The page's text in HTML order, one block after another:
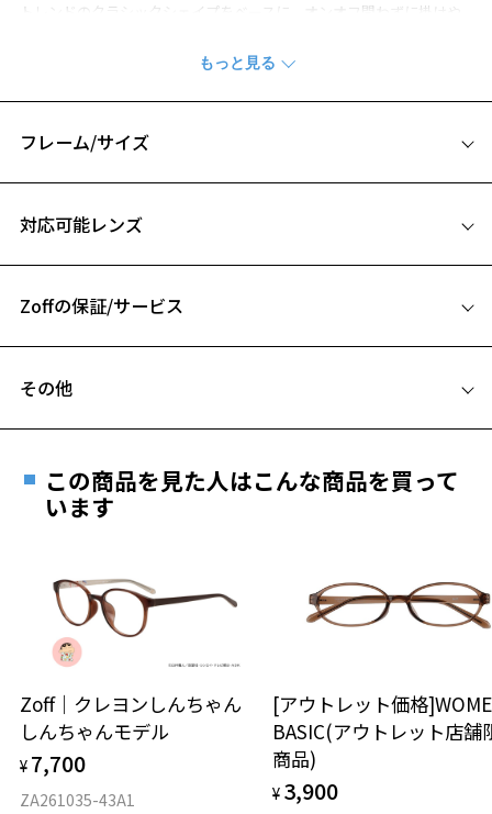
トレンドのクラシックシェイプをベースに、オンオフ問わずに掛けや
テンプルエンドにはネイルから着想を得たチップを配し、さりげない
お子様から小顔の女性のかたに向けた小ぶりなサイズ感になっていま
す。
※柄や色味の出方に個体差があり、画像と異なる場合がございます。
フレーム/サイズ
B ブリッジ(鼻部分)の横幅：16mm
仕上がり寸法
D 仕上がりの横幅：約134mm
対応可能レンズ
フレームとレンズの合計料金を知りたい方へ
Zoffの保証/サービス
安心1 フレーム１年間品質保証
きます。
※保証期間内に交換が行われた場合、保証期間は初期の期間から
延長されません。
安心2 視力測定無料
視力の変化を早めに発見するために、定期的な視
力測定をおすすめいたします。
その他
この商品を見た人はこんな商品を買って
います
Zoff｜クレヨンしんちゃん
しんちゃんモデル
¥ 7,700
ZA261035-43A1
[アウトレット価格
BASIC(アウトレット店舗
商品)
¥ 3,900